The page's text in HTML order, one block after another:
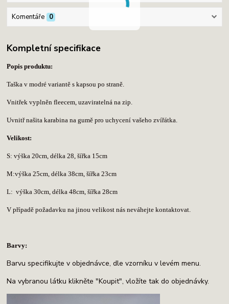
Komentáře 0
Kompletní specifikace
Popis produktu:
Taška v modré variantě s kapsou po straně.
Vnitřek vyplněn fleecem, uzaviratelná na zip.
Uvnitř našita karabina na gumě pro uchycení vašeho zvířátka.
Velikost:
S: výška 20cm, délka 28, šířka 15cm
M:výška 25cm, délka 38cm, šířka 23cm
L: výška 30cm, délka 48cm, šířka 28cm
V případě požadavku na jinou velikost nás neváhejte kontaktovat.
Barvy:
Barvu specifikujte v objednávce, dle vzorníku v levém menu.
Na vybranou látku klikněte "Koupit", vložíte tak do objednávky.